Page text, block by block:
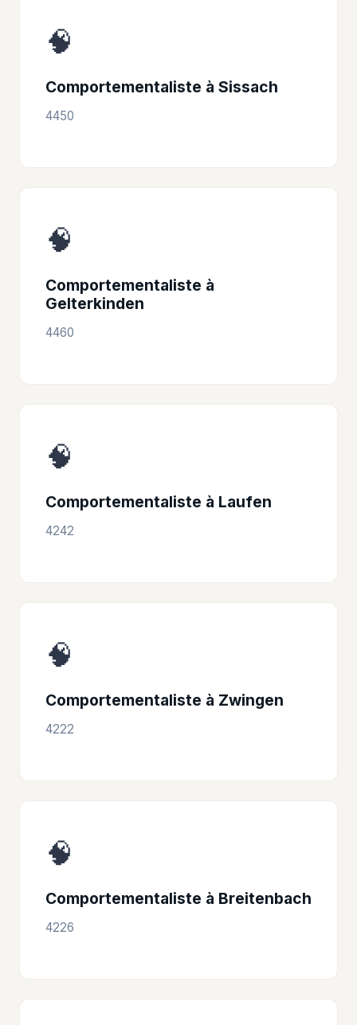
🧠
Comportementaliste à Sissach
4450
🧠
Comportementaliste à
Gelterkinden
4460
🧠
Comportementaliste à Laufen
4242
🧠
Comportementaliste à Zwingen
4222
🧠
Comportementaliste à Breitenbach
4226